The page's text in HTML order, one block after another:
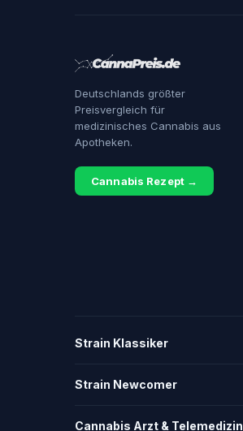
Deutschlands größter
Preisvergleich für
medizinisches Cannabis aus
Apotheken.
Cannabis Rezept →
Strain Klassiker
Strain Newcomer
Cannabis Arzt & Telemedizin